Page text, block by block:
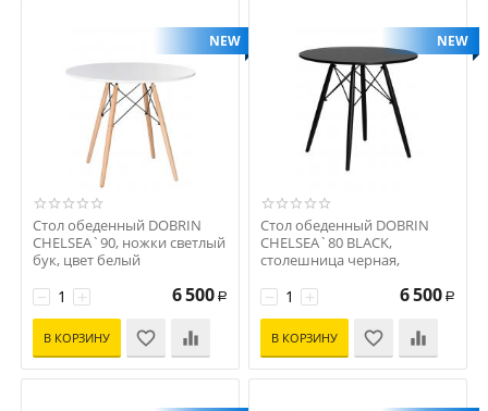
NEW
Стол обеденный DOBRIN
CHELSEA`90, ножки светлый
бук, цвет белый
+
− 6 500 Р
В КОРЗИНУ
NEW
Стол обеденный DOBRIN
CHELSEA`80 BLACK,
столешница черная,
Код: D0000000000000011877
+
− 6 500 Р
В КОРЗИНУ